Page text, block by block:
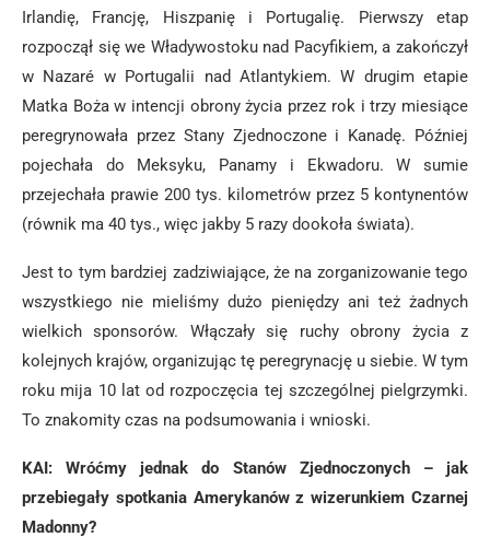
Irlandię, Francję, Hiszpanię i Portugalię. Pierwszy etap
rozpoczął się we Władywostoku nad Pacyfikiem, a zakończył
w Nazaré w Portugalii nad Atlantykiem. W drugim etapie
Matka Boża w intencji obrony życia przez rok i trzy miesiące
peregrynowała przez Stany Zjednoczone i Kanadę. Później
pojechała do Meksyku, Panamy i Ekwadoru. W sumie
przejechała prawie 200 tys. kilometrów przez 5 kontynentów
(równik ma 40 tys., więc jakby 5 razy dookoła świata).
Jest to tym bardziej zadziwiające, że na zorganizowanie tego
wszystkiego nie mieliśmy dużo pieniędzy ani też żadnych
wielkich sponsorów. Włączały się ruchy obrony życia z
kolejnych krajów, organizując tę peregrynację u siebie. W tym
roku mija 10 lat od rozpoczęcia tej szczególnej pielgrzymki.
To znakomity czas na podsumowania i wnioski.
KAI: Wróćmy jednak do Stanów Zjednoczonych – jak
przebiegały spotkania Amerykanów z wizerunkiem Czarnej
Madonny?